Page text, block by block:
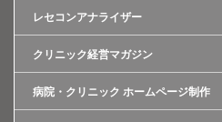
レセコンアナライザー
クリニック経営マガジン
病院・クリニック ホームページ制作